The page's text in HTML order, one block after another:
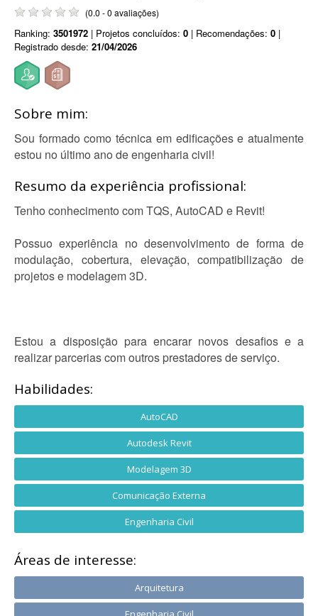
(0.0 - 0 avaliações)
Ranking: 3501972 | Projetos concluídos: 0 | Recomendações: 0 |
Registrado desde: 21/04/2026
Sobre mim:
Sou formado como técnica em edificações e atualmente
estou no último ano de engenharia civil!
Resumo da experiência profissional:
Tenho conhecimento com TQS, AutoCAD e Revit!
Possuo experiência no desenvolvimento de forma de
modulação, cobertura, elevação, compatibilização de
projetos e modelagem 3D.
Estou a disposição para encarar novos desafios e a
realizar parcerias com outros prestadores de serviço.
Habilidades:
AutoCAD
Autodesk Revit
Modelagem 3D
Comunicação Externa
Engenharia Civil
Áreas de interesse:
Arquitetura